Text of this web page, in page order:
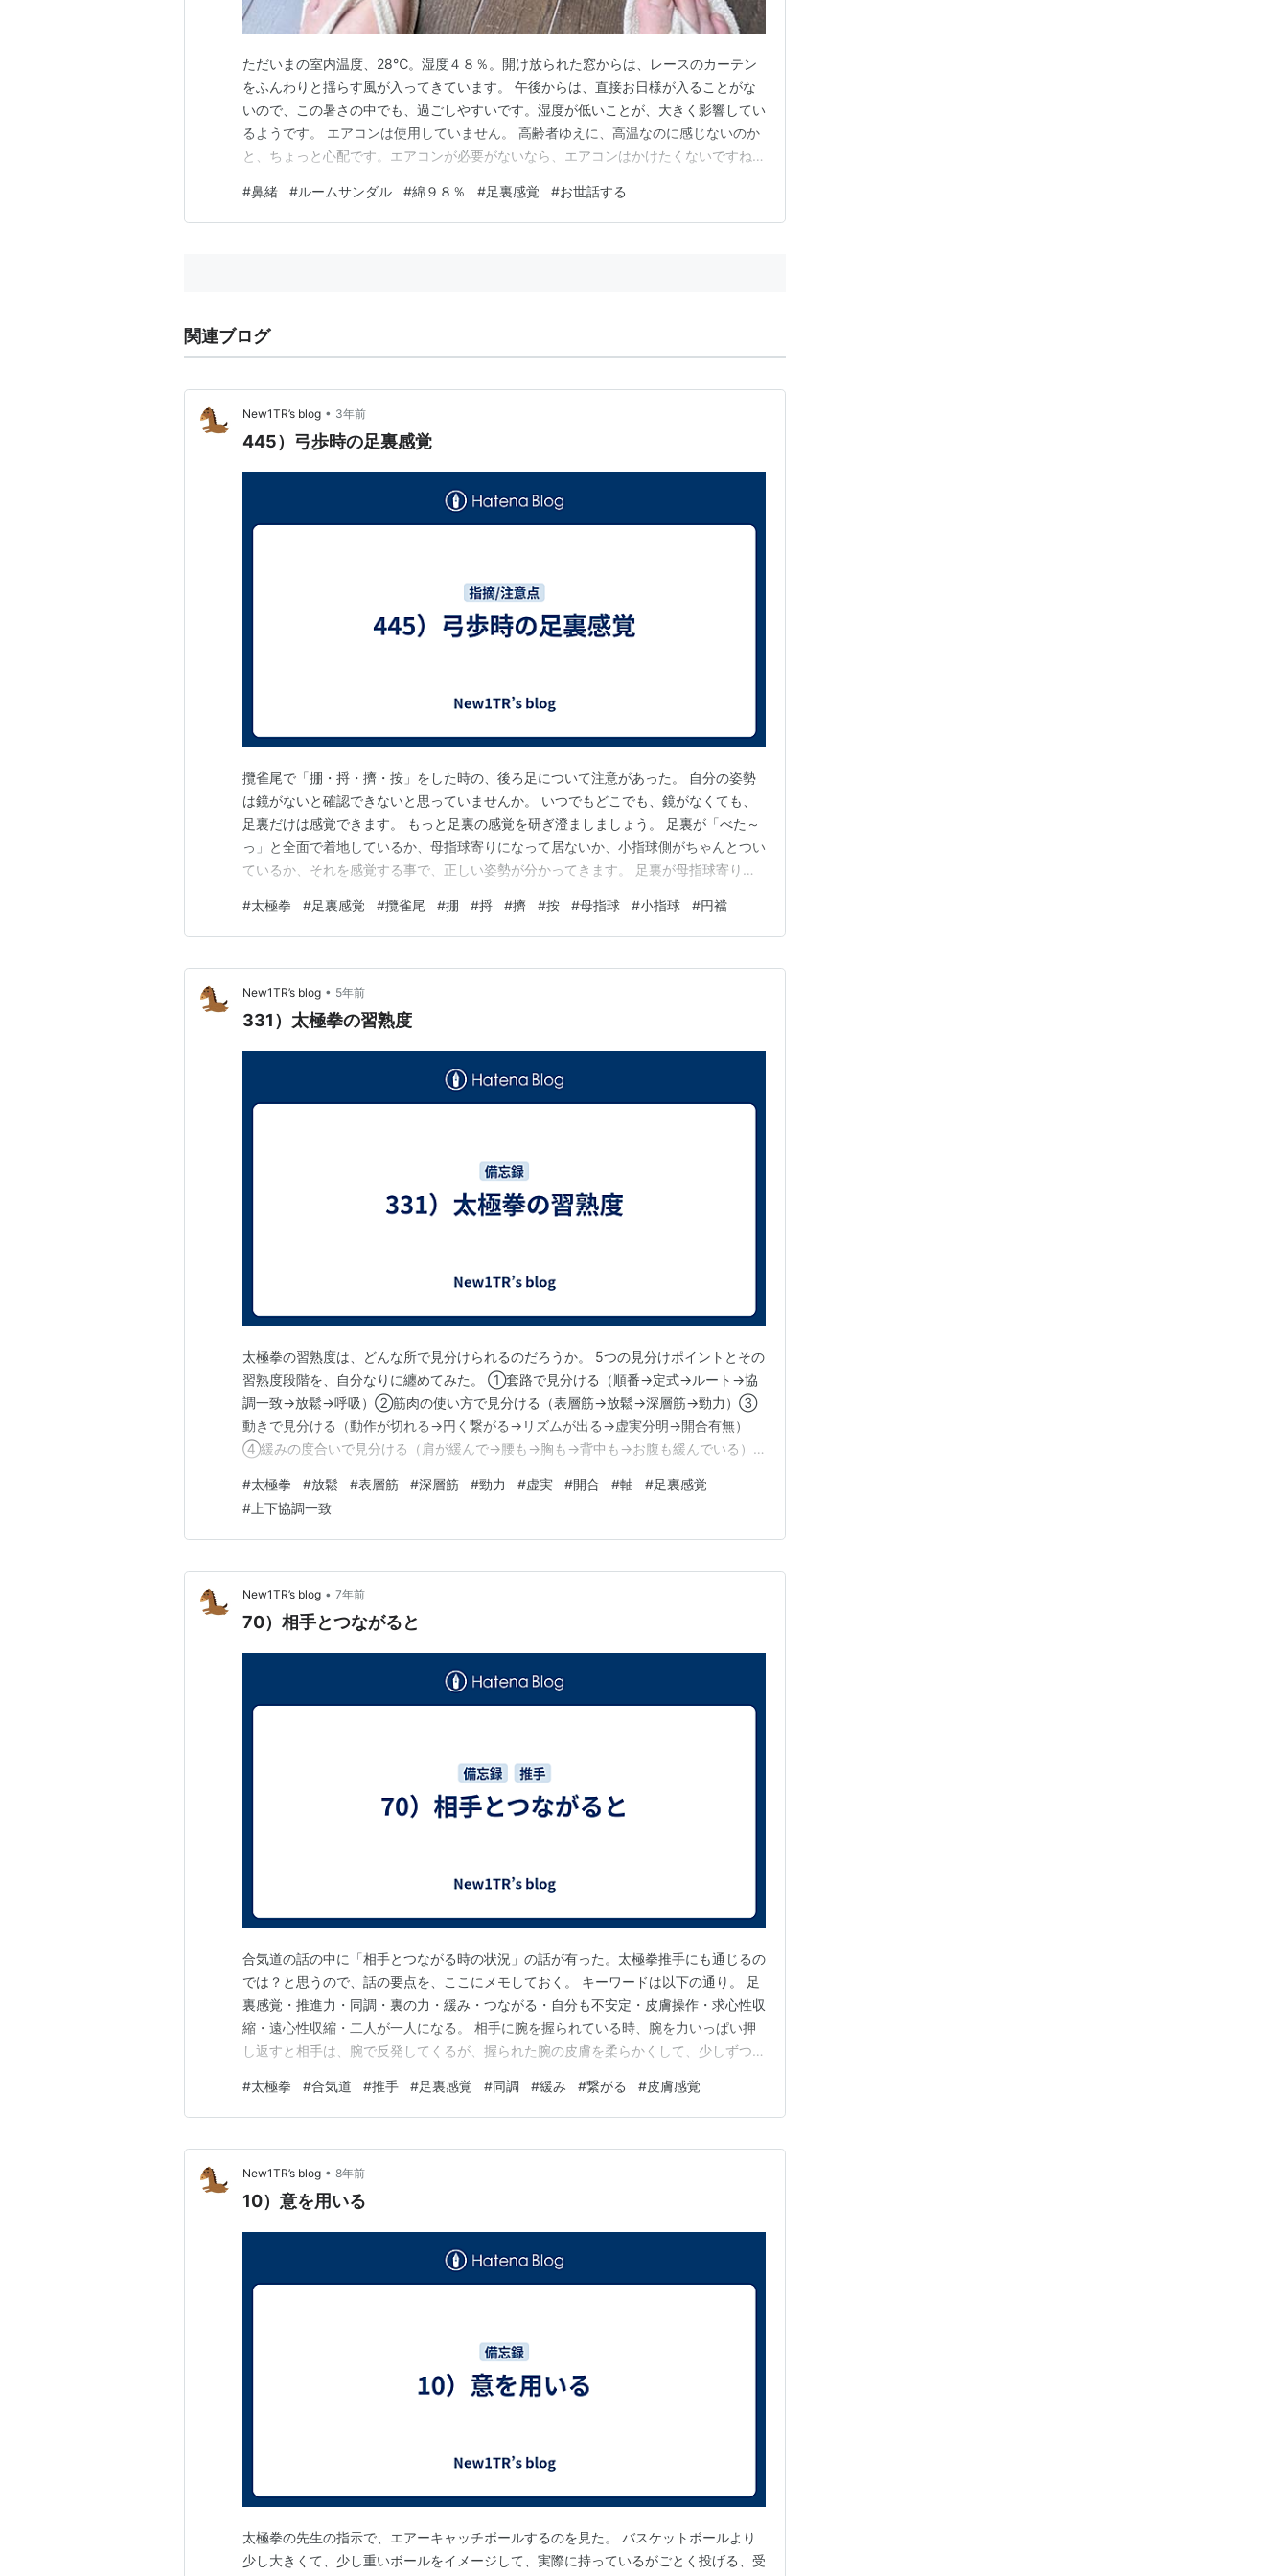
ただいまの室内温度、28℃。湿度４８％。開け放られた窓からは、レースのカーテン
をふんわりと揺らす風が入ってきています。 午後からは、直接お日様が入ることがな
いので、この暑さの中でも、過ごしやすいです。湿度が低いことが、大きく影響してい
るようです。 エアコンは使用していません。 高齢者ゆえに、高温なのに感じないのか
と、ちょっと心配です。エアコンが必要がないなら、エアコンはかけたくないですね。
ので、短パンとTシャツ姿です。 もうひとつ、部屋用のスリッパをはいています。 食
糧品を買いに行くスーパーの横に併設してある「無印良…
#鼻緒 #ルームサンダル #綿９８％ #足裏感覚 #お世話する
関連ブログ
New1TR’s blog • 3年前
445）弓歩時の足裏感覚
攬雀尾で「掤・捋・擠・按」をした時の、後ろ足について注意があった。 自分の姿勢
は鏡がないと確認できないと思っていませんか。 いつでもどこでも、鏡がなくても、
足裏だけは感覚できます。 もっと足裏の感覚を研ぎ澄ましましょう。 足裏が「べた～
っ」と全面で着地しているか、母指球寄りになって居ないか、小指球側がちゃんとつい
ているか、それを感覚する事で、正しい姿勢が分かってきます。 足裏が母指球寄りに
が微妙に曲がって居ると言う事。 これでは、前から来る相手の勁を受け入れて、足裏
に流す事が出来ません。 小指球側もちゃんと着地させ、…
#太極拳 #足裏感覚 #攬雀尾 #掤 #捋 #擠 #按 #母指球 #小指球 #円襠
New1TR’s blog • 5年前
331）太極拳の習熟度
太極拳の習熟度は、どんな所で見分けられるのだろうか。 5つの見分けポイントとその
習熟度段階を、自分なりに纏めてみた。 ①套路で見分ける（順番→定式→ルート→協
調一致→放鬆→呼吸）②筋肉の使い方で見分ける（表層筋→放鬆→深層筋→勁力）③
動きで見分ける（動作が切れる→円く繋がる→リズムが出る→虚実分明→開合有無）
④緩みの度合いで見分ける（肩が緩んで→腰も→胸も→背中も→お腹も緩んでいる）
る時の、習熟度段階は ㋑套路が通せる ㋺定式の形が正しい ㋩定式迄のルートが正しい
㊁上下が協調一致している ㋭放鬆して動作が出来ている…
#太極拳 #放鬆 #表層筋 #深層筋 #勁力 #虚実 #開合 #軸 #足裏感覚
# 上下協調一致
New1TR’s blog • 7年前
70）相手とつながると
合気道の話の中に「相手とつながる時の状況」の話が有った。太極拳推手にも通じるの
では？と思うので、話の要点を、ここにメモしておく。 キーワードは以下の通り。 足
裏感覚・推進力・同調・裏の力・緩み・つながる・自分も不安定・皮膚操作・求心性収
縮・遠心性収縮・二人が一人になる。 相手に腕を握られている時、腕を力いっぱい押
し返すと相手は、腕で反発してくるが、握られた腕の皮膚を柔らかくして、少しずつ緩
肩甲骨、腰、足で分担してしまう事になるらしい。ちゃんと分担され時は、ゆっくり推
した力が反力となって、自分に帰って来たと感じられる。…
#太極拳 #合気道 #推手 #足裏感覚 #同調 #緩み #繋がる #皮膚感覚
New1TR’s blog • 8年前
10）意を用いる
太極拳の先生の指示で、エアーキャッチボールするのを見た。 バスケットボールより
少し大きくて、少し重いボールをイメージして、実際に持っているがごとく投げる、受